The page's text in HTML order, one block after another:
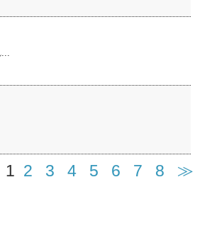
1 2 3 4 5 6 7 8 ≫